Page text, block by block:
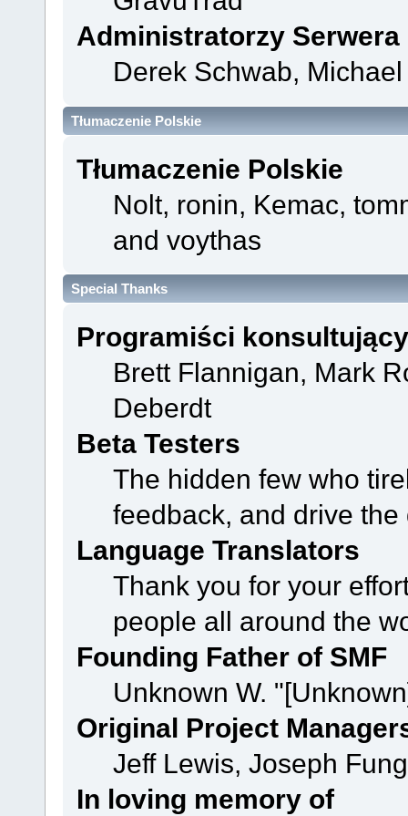
Administratorzy Serwera
Derek Schwab,
Tłumaczenie Polskie
Tłumaczenie Polskie
Nolt, ronin, Kemac,
and voythas
Special Thanks
Programiści konsultujący
Brett Flannigan, Mark
Deberdt
Beta Testers
The hidden few who
feedback, and drive
Language Translators
Thank you for your
people all around the
Founding Father of SMF
Unknown W.
Original Project
Jeff Lewis, Joseph
In loving memory of